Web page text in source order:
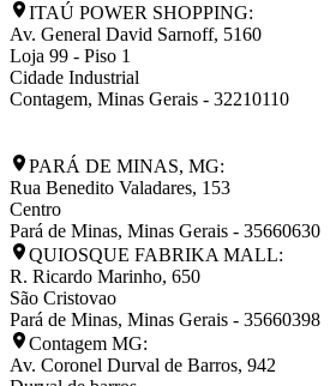
ITAÚ POWER SHOPPING:
Av. General David Sarnoff, 5160
Loja 99 - Piso 1
Cidade Industrial
Contagem, Minas Gerais - 32210110
PARÁ DE MINAS, MG:
Rua Benedito Valadares, 153
Centro
Pará de Minas, Minas Gerais - 35660630
QUIOSQUE FABRIKA MALL:
R. Ricardo Marinho, 650
São Cristovao
Pará de Minas, Minas Gerais - 35660398
Contagem MG:
Av. Coronel Durval de Barros, 942